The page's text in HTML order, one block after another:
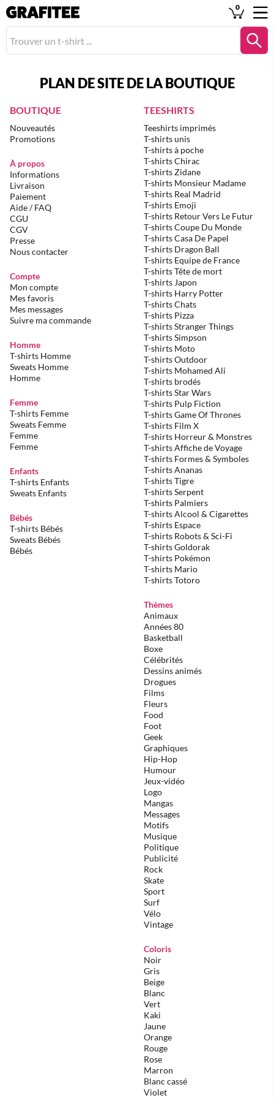
0
PLAN DE SITE DE LA BOUTIQUE
BOUTIQUE
Nouveautés
Promotions
À propos
Informations
Livraison
Paiement
Aide / FAQ
CGU
CGV
Presse
Nous contacter
Compte
Mon compte
Mes favoris
Mes messages
Suivre ma commande
Homme
T-shirts Homme
Sweats Homme
Homme
Femme
T-shirts Femme
Sweats Femme
Femme
Femme
Enfants
T-shirts Enfants
Sweats Enfants
Bébés
T-shirts Bébés
Sweats Bébés
Bébés
TEESHIRTS
Teeshirts imprimés
T-shirts unis
T-shirts à poche
T-shirts Chirac
T-shirts Zidane
T-shirts Monsieur Madame
T-shirts Real Madrid
T-shirts Emoji
T-shirts Retour Vers Le Futur
T-shirts Coupe Du Monde
T-shirts Casa De Papel
T-shirts Dragon Ball
T-shirts Equipe de France
T-shirts Tête de mort
T-shirts Japon
T-shirts Harry Potter
T-shirts Chats
T-shirts Pizza
T-shirts Stranger Things
T-shirts Simpson
T-shirts Moto
T-shirts Outdoor
T-shirts Mohamed Ali
T-shirts brodés
T-shirts Star Wars
T-shirts Pulp Fiction
T-shirts Game Of Thrones
T-shirts Film X
T-shirts Horreur & Monstres
T-shirts Affiche de Voyage
T-shirts Formes & Symboles
T-shirts Ananas
T-shirts Tigre
T-shirts Serpent
T-shirts Palmiers
T-shirts Alcool & Cigarettes
T-shirts Espace
T-shirts Robots & Sci-Fi
T-shirts Goldorak
T-shirts Pokémon
T-shirts Mario
T-shirts Totoro
Thèmes
Animaux
Années 80
Basketball
Boxe
Célébrités
Dessins animés
Drogues
Films
Fleurs
Food
Foot
Geek
Graphiques
Hip-Hop
Humour
Jeux-vidéo
Logo
Mangas
Messages
Motifs
Musique
Politique
Publicité
Rock
Skate
Sport
Surf
Vélo
Vintage
Coloris
Noir
Gris
Beige
Blanc
Vert
Kaki
Jaune
Orange
Rouge
Rose
Marron
Blanc cassé
Violet